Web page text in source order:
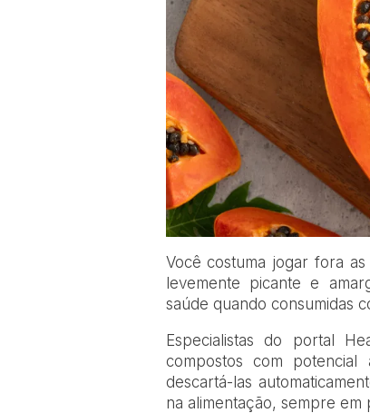
Você costuma jogar fora
levemente picante e
saúde quando consumidas
Especialistas do portal
compostos com
descartá-las
na alimentação, sempre em